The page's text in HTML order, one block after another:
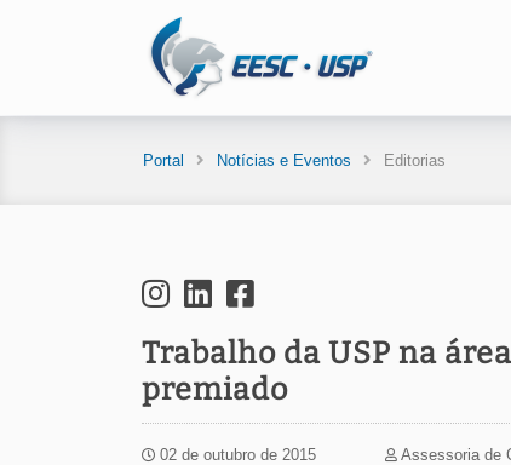
Portal Notícias e Eventos Editorias
Trabalho da USP na
premiado
02 de outubro de 2015 Assessoria de